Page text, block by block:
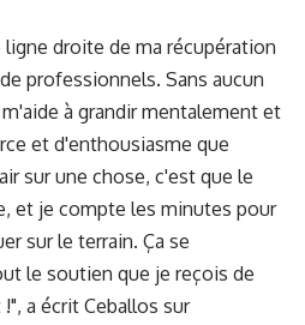
ligne droite de ma récupération
professionnels. Sans aucun
à grandir mentalement et
et d'enthousiasme que
sur une chose, c'est que le
et je compte les minutes pour
sur le terrain. Ça se
le soutien que je reçois de
a écrit Ceballos sur